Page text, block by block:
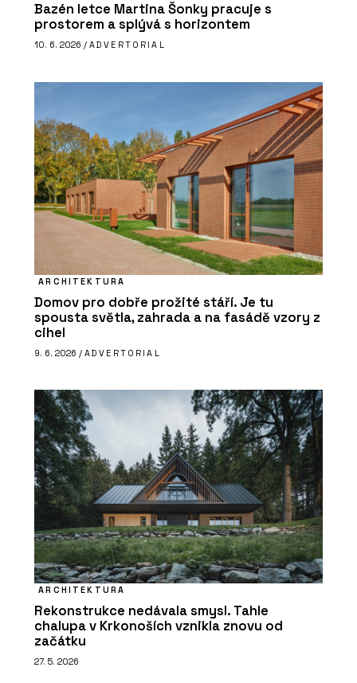
Bazén letce Martina Šonky pracuje s
prostorem a splývá s horizontem
10. 6. 2026 / ADVERTORIAL
ARCHITEKTURA
Domov pro dobře prožité stáří. Je tu
spousta světla, zahrada a na fasádě vzory z
cihel
9. 6. 2026 / ADVERTORIAL
ARCHITEKTURA
Rekonstrukce nedávala smysl. Tahle
chalupa v Krkonoších vznikla znovu od
začátku
27. 5. 2026